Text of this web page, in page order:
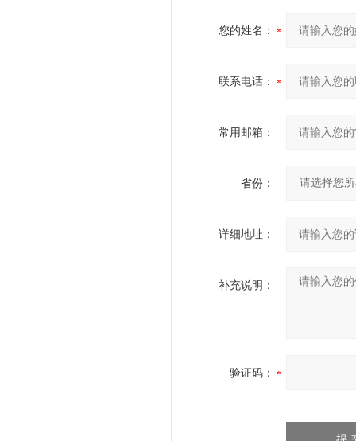
您的姓名：
联系电话：
常用邮箱：
省份：
详细地址：
补充说明：
验证码：